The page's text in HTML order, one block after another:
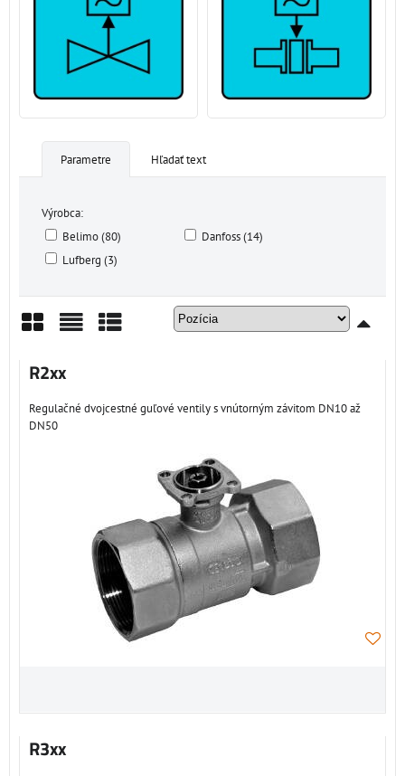
Parametre Hľadať text
Výrobca:
Belimo (80)
Danfoss (14)
Lufberg (3)
Mriežka
R2xx
Regulačné dvojcestné guľové ventily s vnútorným závitom DN10 až
DN50
R3xx